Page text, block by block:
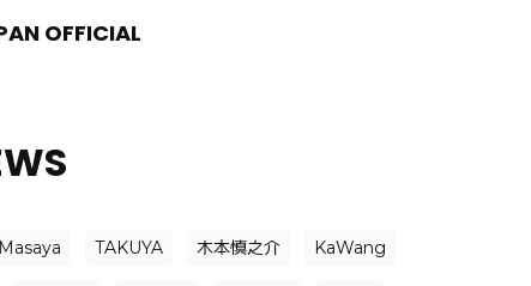
OFFICIAL
Masaya TAKUYA 木本慎之介 KaWang